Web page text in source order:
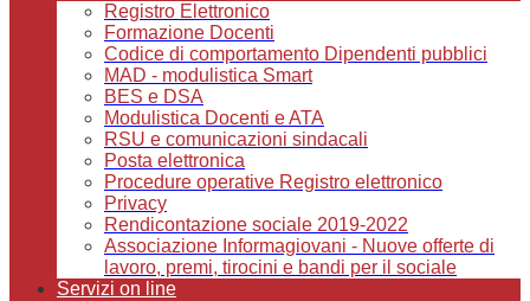
Registro Elettronico
Formazione Docenti
Codice di comportamento Dipendenti pubblici
MAD - modulistica Smart
BES e DSA
Modulistica Docenti e ATA
RSU e comunicazioni sindacali
Posta elettronica
Procedure operative Registro elettronico
Privacy
Rendicontazione sociale 2019-2022
Associazione Informagiovani - Nuove offerte di
lavoro, premi, tirocini e bandi per il sociale
Servizi on line